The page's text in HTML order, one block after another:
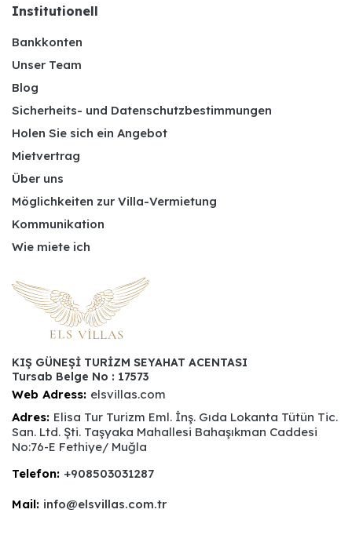
Institutionell
Bankkonten
Unser Team
Blog
Sicherheits- und Datenschutzbestimmungen
Holen Sie sich ein Angebot
Mietvertrag
Über uns
Möglichkeiten zur Villa-Vermietung
Kommunikation
Wie miete ich
KIŞ GÜNEŞİ TURİZM SEYAHAT ACENTASI
Tursab Belge No : 17573
Web Adress: elsvillas.com
Adres: Elisa Tur Turizm Eml. İnş. Gıda Lokanta Tütün Tic.
San. Ltd. Şti. Taşyaka Mahallesi Bahaşıkman Caddesi
No:76-E Fethiye/ Muğla
Telefon: +908503031287
Mail: info@elsvillas.com.tr